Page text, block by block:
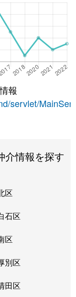
報
servlet/
介情報を探す
区
石区
区
別区
田区